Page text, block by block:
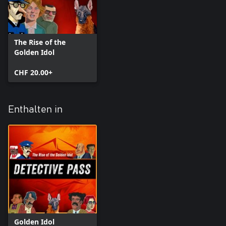
Verbotene Artefakte
Nutze Schlussfolgerung, um Wahrheit von Fiktion zu
unterscheiden, komplexe Pläne aufzudecken, außergewöhnliche
Artefakte zu analysieren und so bloßzustellen, wie gute Absichten
Wegbereiter für Ruin sein können. Der Ruf der Macht kann der
The Rise of the
Golden Idol
CHF 20.00+
Enthalten in
Golden Idol